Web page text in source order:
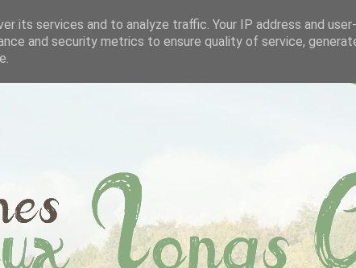
its services and to analyze traffic. Your IP address and
and security metrics to ensure quality of service,